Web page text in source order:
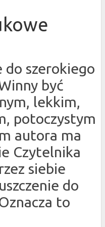
do szerokiego
być
lekkim,
potoczystym
autora ma
Czytelnika
siebie
do
to